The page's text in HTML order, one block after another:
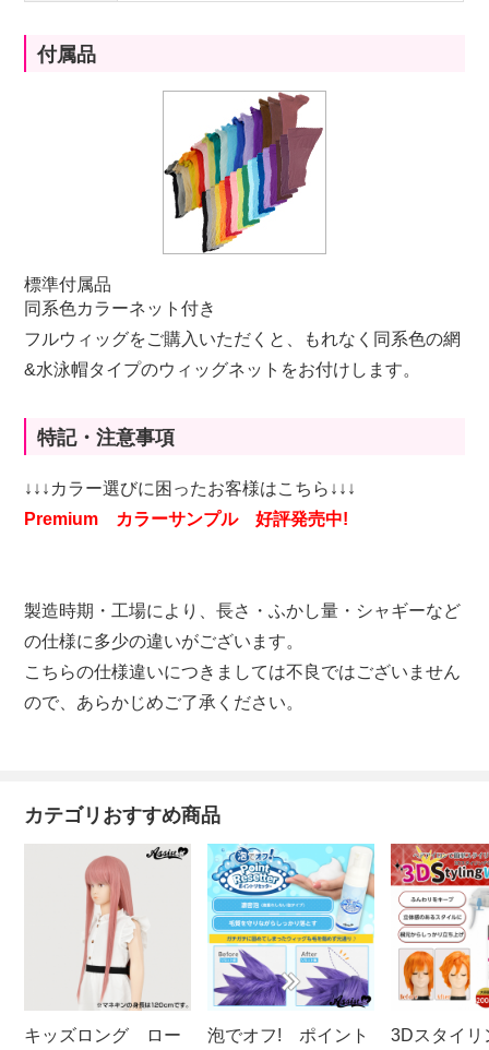
付属品
標準付属品
同系色カラーネット付き
フルウィッグをご購入いただくと、もれなく同系色の網
&水泳帽タイプのウィッグネットをお付けします。
特記・注意事項
↓↓↓カラー選びに困ったお客様はこちら↓↓↓
Premium カラーサンプル 好評発売中!
製造時期・工場により、長さ・ふかし量・シャギーなど
の仕様に多少の違いがございます。
こちらの仕様違いにつきましては不良ではございません
ので、あらかじめご了承ください。
カテゴリおすすめ商品
キッズロング ロー
泡でオフ! ポイント
3Dスタイリ